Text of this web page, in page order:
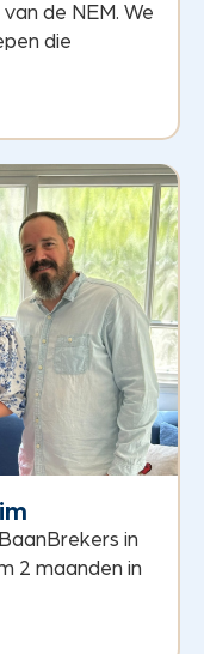
de NEM. We
die
in
2 maanden in